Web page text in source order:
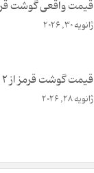
قیمت واقعی گوشت
ژانویه 30, 2026
قیمت گوشت قرمز از ۲ میلیون تومان عبور کرد
ژانویه 28, 2026